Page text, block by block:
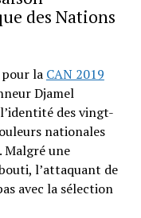
des Nations
la CAN 2019
Djamel
des vingt-
nationales
Malgré une
l’attaquant de
avec la sélection